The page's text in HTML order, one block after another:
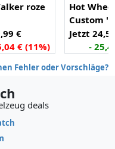
roze
€
€ (11%)
Hot
Custom
Pickup
Jetzt
-
Fehler oder Vorschläge?
deals